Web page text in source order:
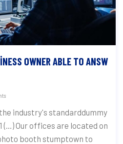
OWNER ABLE TO ANSW
industry's standarddummy
(…) Our offices are located on
booth stumptown to